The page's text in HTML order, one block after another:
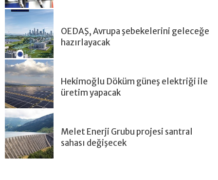
OEDAŞ, Avrupa şebekelerini geleceğe
hazırlayacak
Hekimoğlu Döküm güneş elektriği ile
üretim yapacak
Melet Enerji Grubu projesi santral
sahası değişecek